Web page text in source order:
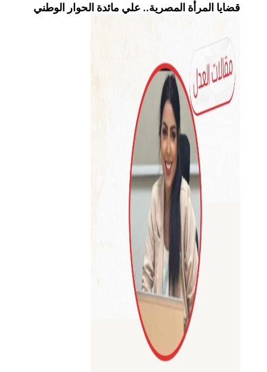
قضايا المرأة المصرية.. علي مائدة الحوار الوطني